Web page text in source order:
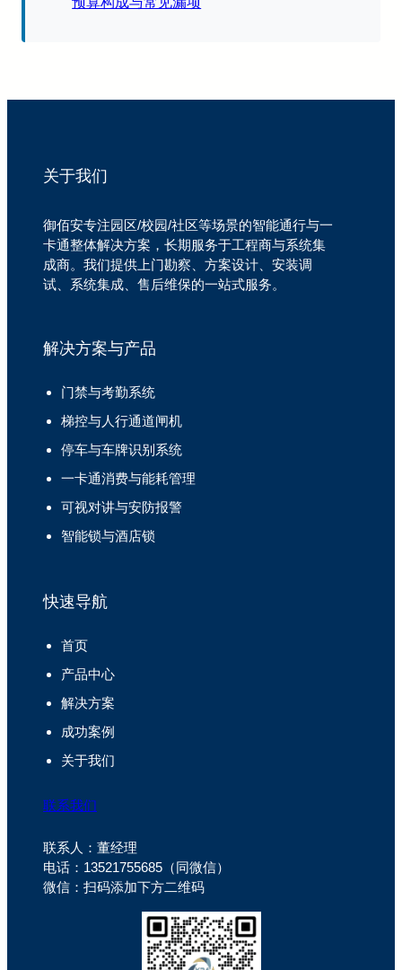
关于我们
御佰安专注园区/校园/社区等场景的智能通行与一
卡通整体解决方案，长期服务于工程商与系统集
成商。我们提供上门勘察、方案设计、安装调
试、系统集成、售后维保的一站式服务。
解决方案与产品
门禁与考勤系统
梯控与人行通道闸机
停车与车牌识别系统
一卡通消费与能耗管理
可视对讲与安防报警
智能锁与酒店锁
快速导航
首页
产品中心
解决方案
成功案例
关于我们
联系我们
联系人：董经理
电话：13521755685（同微信）
微信：扫码添加下方二维码